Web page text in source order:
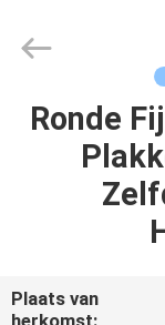
HUIS
Material
Co,.Ltd.
Ronde
Plaats van